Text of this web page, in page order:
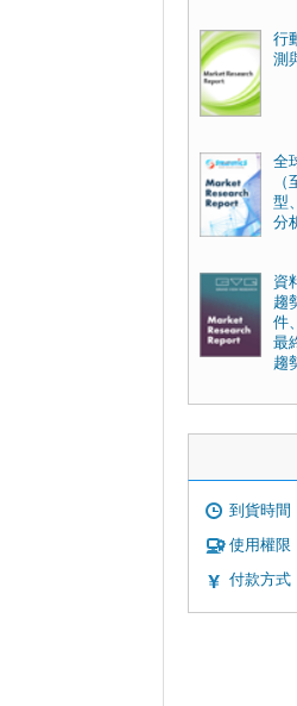
行
測
全
型
分
資
趨
件
最
趨
到貨時間
使用權限
付款方式